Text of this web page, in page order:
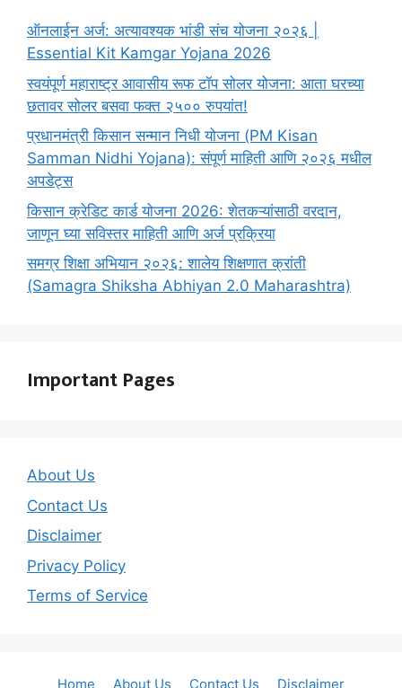
ऑनलाईन अर्ज: अत्यावश्यक भांडी संच योजना २०२६ |
Essential Kit Kamgar Yojana 2026
स्वयंपूर्ण महाराष्ट्र आवासीय रूफ टॉप सोलर योजना: आता घरच्या
छतावर सोलर बसवा फक्त २५०० रुपयांत!
प्रधानमंत्री किसान सन्मान निधी योजना (PM Kisan
Samman Nidhi Yojana): संपूर्ण माहिती आणि २०२६ मधील
अपडेट्स
किसान क्रेडिट कार्ड योजना 2026: शेतकऱ्यांसाठी वरदान,
जाणून घ्या सविस्तर माहिती आणि अर्ज प्रक्रिया
समग्र शिक्षा अभियान २०२६: शालेय शिक्षणात क्रांती
(Samagra Shiksha Abhiyan 2.0 Maharashtra)
Important Pages
About Us
Contact Us
Disclaimer
Privacy Policy
Terms of Service
Home About Us Contact Us Disclaimer